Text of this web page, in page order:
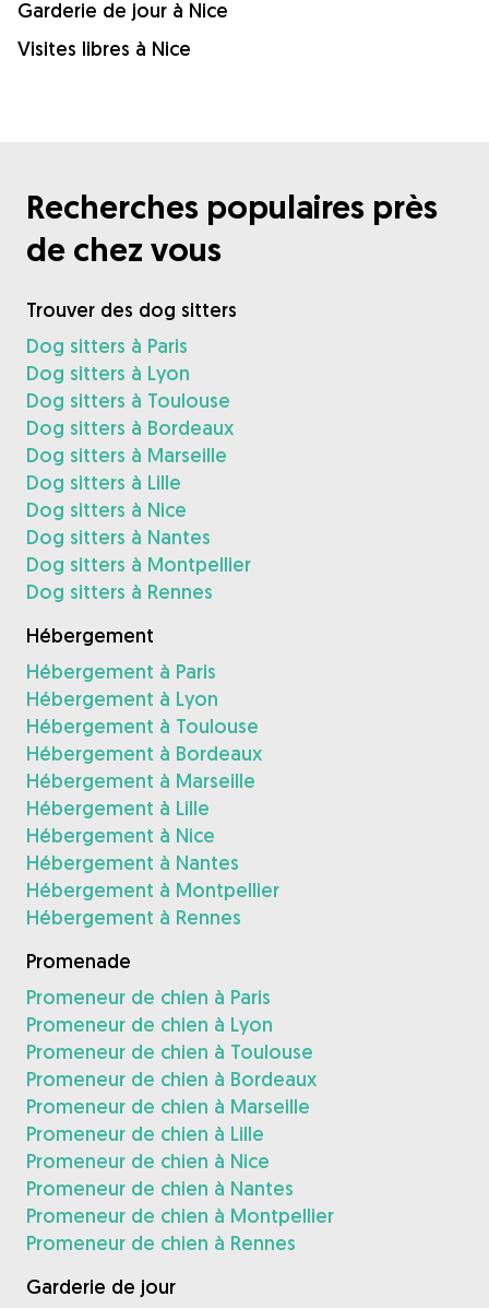
Garderie de jour à Nice
Visites libres à Nice
Recherches populaires près
de chez vous
Trouver des dog sitters
Dog sitters à Paris
Dog sitters à Lyon
Dog sitters à Toulouse
Dog sitters à Bordeaux
Dog sitters à Marseille
Dog sitters à Lille
Dog sitters à Nice
Dog sitters à Nantes
Dog sitters à Montpellier
Dog sitters à Rennes
Hébergement
Hébergement à Paris
Hébergement à Lyon
Hébergement à Toulouse
Hébergement à Bordeaux
Hébergement à Marseille
Hébergement à Lille
Hébergement à Nice
Hébergement à Nantes
Hébergement à Montpellier
Hébergement à Rennes
Promenade
Promeneur de chien à Paris
Promeneur de chien à Lyon
Promeneur de chien à Toulouse
Promeneur de chien à Bordeaux
Promeneur de chien à Marseille
Promeneur de chien à Lille
Promeneur de chien à Nice
Promeneur de chien à Nantes
Promeneur de chien à Montpellier
Promeneur de chien à Rennes
Garderie de jour